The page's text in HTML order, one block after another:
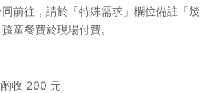
前往，請於「特殊需求」欄位備註「幾
童餐費於現場付費。
收 200 元